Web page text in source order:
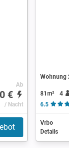
Ab
€
/ Nacht
Wohnung
81m² 4
6.5
Vrbo
Details